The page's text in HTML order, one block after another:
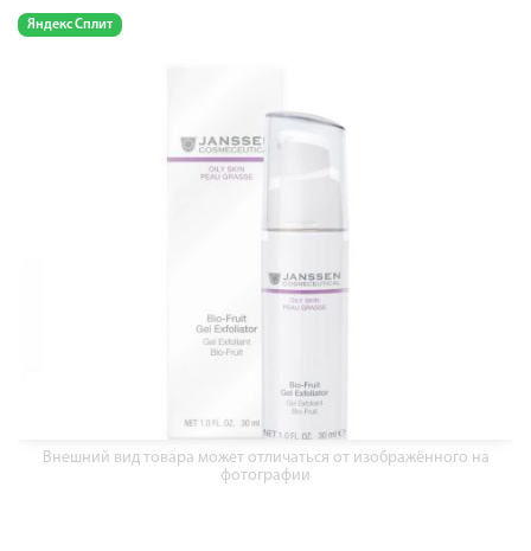
Яндекс Сплит
Внешний вид товара может отличаться от изображённого на
фотографии